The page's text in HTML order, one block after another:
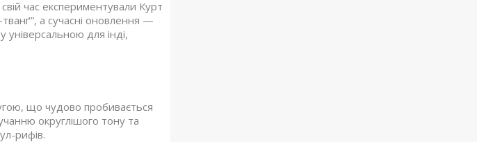
час експериментували Курт
а сучасні оновлення —
універсальною для інді,
що чудово пробивається
округлішого тону та
рифів.